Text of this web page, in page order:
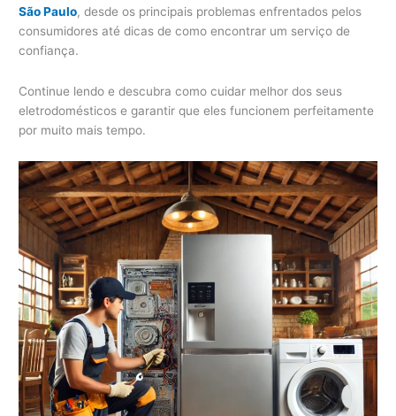
São Paulo, desde os principais problemas enfrentados pelos
consumidores até dicas de como encontrar um serviço de
confiança.
Continue lendo e descubra como cuidar melhor dos seus
eletrodomésticos e garantir que eles funcionem perfeitamente
por muito mais tempo.